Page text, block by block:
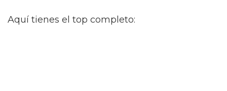
Aquí tienes el top completo: